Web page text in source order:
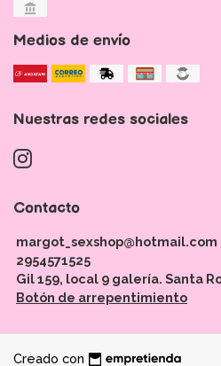
Medios de envío
Nuestras redes sociales
Contacto
margot_sexshop@hotmail.com
2954571525
Gil 159, local 9 galería. Santa
Botón de arrepentimiento
Creado con